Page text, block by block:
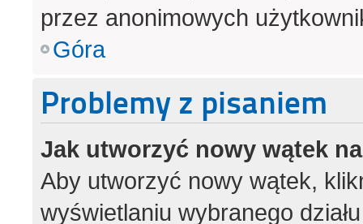
przez anonimowych
Góra
Problemy z pisaniem
Jak utworzyć nowy wątek
Aby utworzyć nowy wątek,
wyświetlaniu wybranego